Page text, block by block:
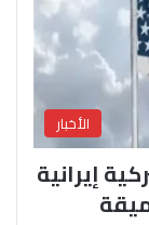
الأخبار
إيرانية